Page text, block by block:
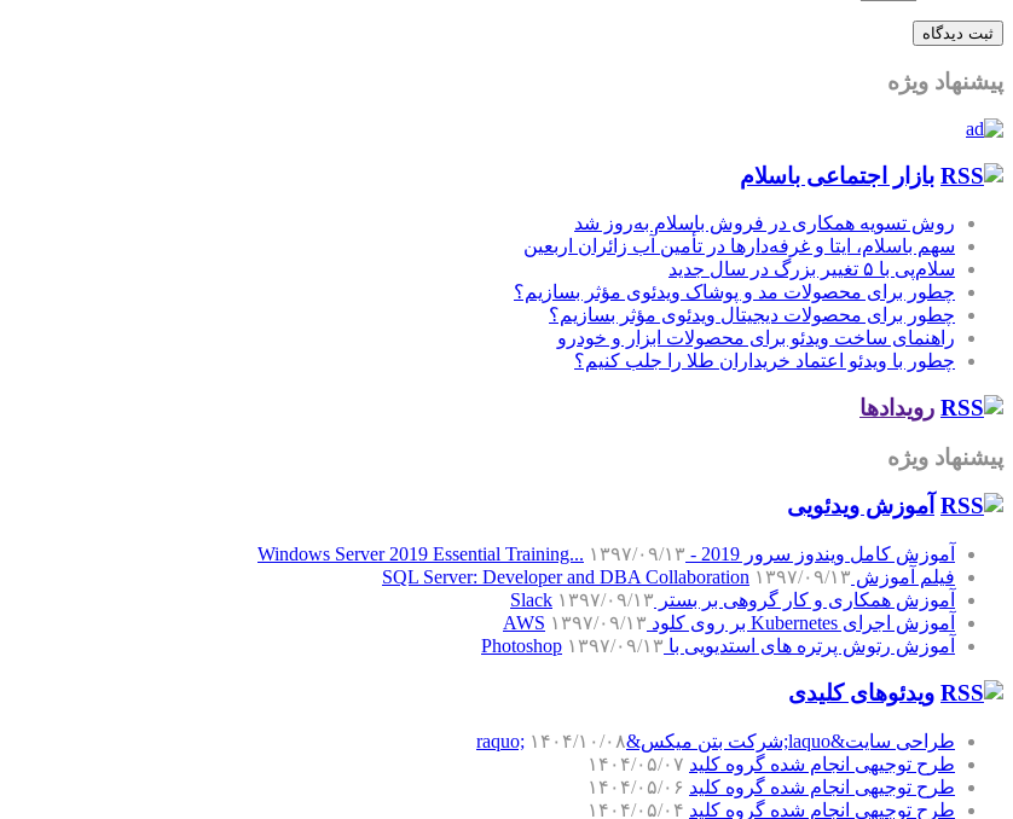
پیشنهاد ویژه
بازار اجتماعی باسلام
روش تسویه همکاری در فروش باسلام به‌روز شد
سهم باسلام، ایتا و غرفه‌دارها در تأمین آب زائران اربعین
سلام‌پی با ۵ تغییر بزرگ در سال جدید
چطور برای محصولات مد و پوشاک ویدئوی مؤثر بسازیم؟
چطور برای محصولات دیجیتال ویدئوی مؤثر بسازیم؟
راهنمای ساخت ویدئو برای محصولات ابزار و خودرو
چطور با ویدئو اعتماد خریداران طلا را جلب کنیم؟
رویدادها
پیشنهاد ویژه
آموزش‌ ویدئویی
آموزش کامل ویندوز سرور 2019 - Windows Server 2019 Essential Training...
۱۳۹۷/۰۹/۱۳
فیلم آموزش SQL Server: Developer and DBA Collaboration ۱۳۹۷/۰۹/۱۳
آموزش همکاری و کار گروهی بر بستر Slack ۱۳۹۷/۰۹/۱۳
آموزش اجرای Kubernetes بر روی کلود AWS
۱۳۹۷/۰۹/۱۳
آموزش رتوش پرتره های استدیویی با Photoshop ۱۳۹۷/۰۹/۱۳
ویدئوهای کلیدی
طراحی سایت&laquo;شرکت بتن میکس&raquo;
۱۴۰۴/۱۰/۰۸
طرح توجیهی انجام شده گروه کلید ۱۴۰۴/۰۵/۰۷
طرح توجیهی انجام شده گروه کلید ۱۴۰۴/۰۵/۰۶
طرح توجیهی انجام شده گروه کلید ۱۴۰۴/۰۵/۰۴